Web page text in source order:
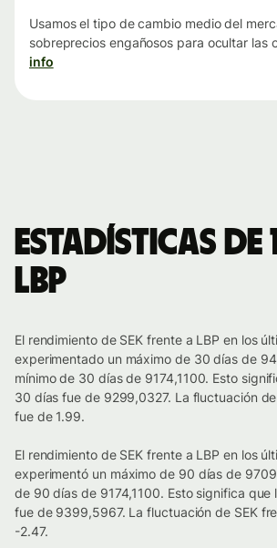
Usamos el tipo de cambio medio del
sobreprecios engañosos para ocultar las
info
Estadísticas de 1
LBP
El rendimiento de SEK frente a LBP en los
experimentado un máximo de 30 días de
mínimo de 30 días de 9174,1100. Esto
30 días fue de 9299,0327. La fluctuación de
fue de 1.99.
El rendimiento de SEK frente a LBP en los
experimentó un máximo de 90 días de
de 90 días de 9174,1100. Esto significa
fue de 9399,5967. La fluctuación de SEK
-2.47.